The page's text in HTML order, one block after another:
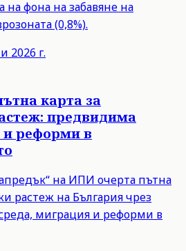
на фона на забавяне на
(0,8%).
2026 г.
карта за
предвидима
и реформи в
на ИПИ очерта пътна
растеж на България чрез
миграция и реформи в